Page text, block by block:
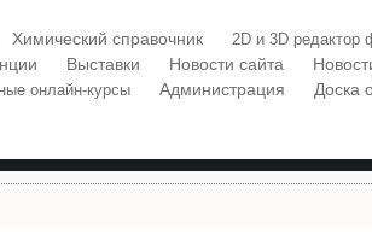
Химический справочник 2D и 3D редактор
Выставки Новости сайта
онлайн-курсы Администрация Доска